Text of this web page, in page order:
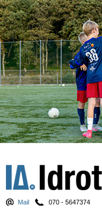
Mail 070 - 5647374